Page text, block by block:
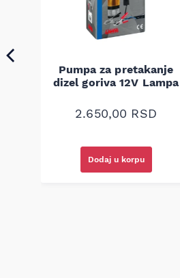
Pumpa za pretakanje
dizel goriva 12V Lampa
2.650,00 RSD
Dodaj u korpu